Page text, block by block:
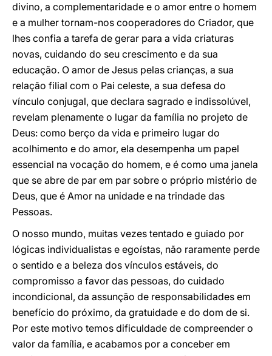
divino, a complementaridade e o amor entre o homem
e a mulher tornam-nos cooperadores do Criador, que
lhes confia a tarefa de gerar para a vida criaturas
novas, cuidando do seu crescimento e da sua
educação. O amor de Jesus pelas crianças, a sua
relação filial com o Pai celeste, a sua defesa do
vínculo conjugal, que declara sagrado e indissolúvel,
revelam plenamente o lugar da família no projeto de
Deus: como berço da vida e primeiro lugar do
acolhimento e do amor, ela desempenha um papel
essencial na vocação do homem, e é como uma janela
que se abre de par em par sobre o próprio mistério de
Deus, que é Amor na unidade e na trindade das
Pessoas.
O nosso mundo, muitas vezes tentado e guiado por
lógicas individualistas e egoístas, não raramente perde
o sentido e a beleza dos vínculos estáveis, do
compromisso a favor das pessoas, do cuidado
incondicional, da assunção de responsabilidades em
benefício do próximo, da gratuidade e do dom de si.
Por este motivo temos dificuldade de compreender o
valor da família, e acabamos por a conceber em